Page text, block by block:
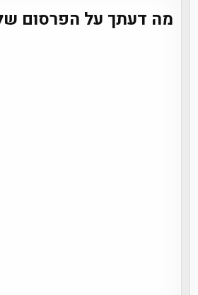
מה דעתך על הפרסום